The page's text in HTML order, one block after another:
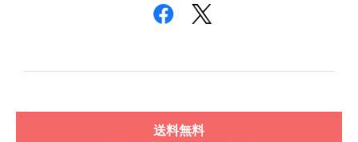
送料無料